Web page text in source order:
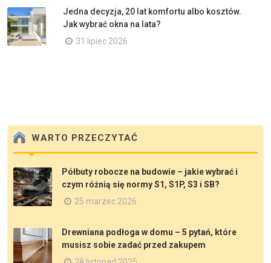
Jedna decyzja, 20 lat komfortu albo kosztów.
Jak wybrać okna na lata?
31 lipiec 2026
WARTO PRZECZYTAĆ
Półbuty robocze na budowie – jakie wybrać i
czym różnią się normy S1, S1P, S3 i SB?
25 marzec 2026
Drewniana podłoga w domu – 5 pytań, które
musisz sobie zadać przed zakupem